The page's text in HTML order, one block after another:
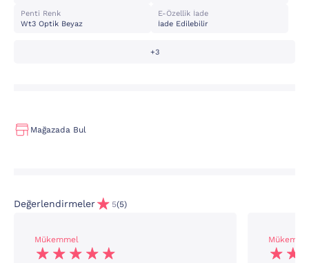
Penti Renk
Wt3 Optik Beyaz
E-Özellik İade
İade Edilebilir
+3
Mağazada Bul
Değerlendirmeler 5(5)
Mükemmel